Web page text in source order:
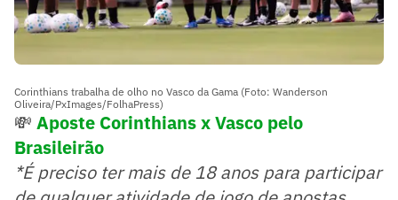
Corinthians trabalha de olho no Vasco da Gama (Foto: Wanderson
Oliveira/PxImages/FolhaPress)
💸 Aposte Corinthians x Vasco pelo
Brasileirão
*É preciso ter mais de 18 anos para participar